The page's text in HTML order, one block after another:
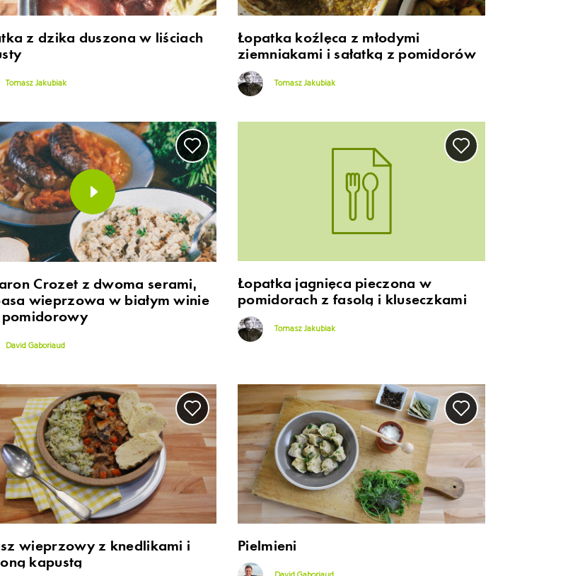
z dzika duszona w liściach
Tomasz Jakubiak
Łopatka koźlęca z młodymi
ziemniakami i sałatką z pomidorów
Tomasz Jakubiak
Crozet z dwoma serami,
wieprzowa w białym winie
pomidorowy
David Gaboriaud
Łopatka jagnięca pieczona w
pomidorach z fasolą i kluseczkami
Tomasz Jakubiak
wieprzowy z knedlikami i
kapustą
Pielmieni